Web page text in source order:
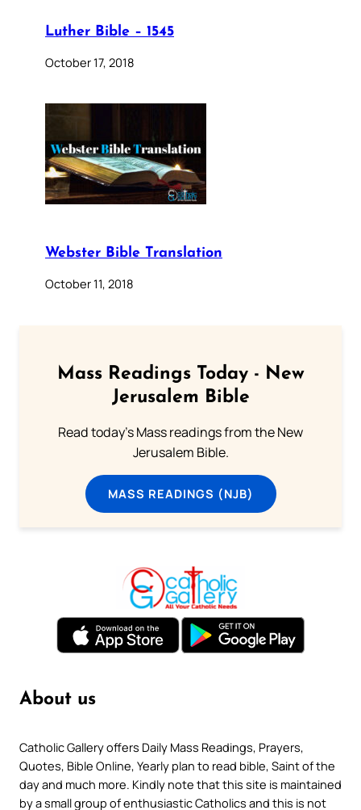
Luther Bible – 1545
October 17, 2018
Webster Bible Translation
October 11, 2018
Mass Readings Today - New
Jerusalem Bible
Read today's Mass readings from the New
Jerusalem Bible.
MASS READINGS (NJB)
About us
Catholic Gallery offers Daily Mass Readings, Prayers,
Quotes, Bible Online, Yearly plan to read bible, Saint of the
day and much more. Kindly note that this site is maintained
by a small group of enthusiastic Catholics and this is not